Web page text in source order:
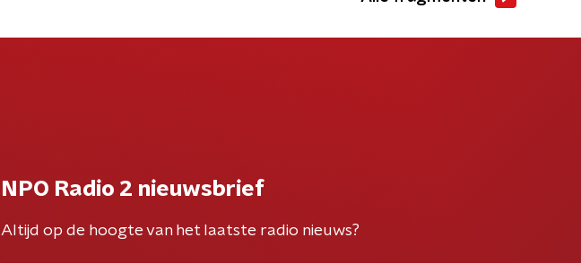
NPO Radio 2 nieuwsbrief
Altijd op de hoogte van het laatste radio nieuws?